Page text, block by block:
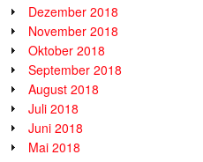
Dezember 2018
November 2018
Oktober 2018
September 2018
August 2018
Juli 2018
Juni 2018
Mai 2018